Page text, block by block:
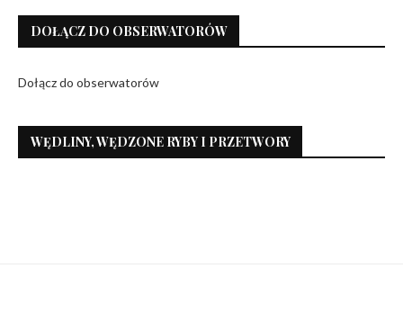
DOŁĄCZ DO OBSERWATORÓW
Dołącz do obserwatorów
WĘDLINY, WĘDZONE RYBY I PRZETWORY